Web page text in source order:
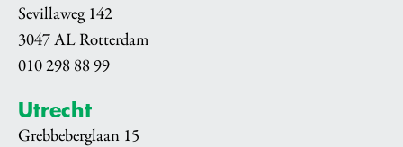
Sevillaweg 142
3047 AL Rotterdam
010 298 88 99
Utrecht
Grebbeberglaan 15